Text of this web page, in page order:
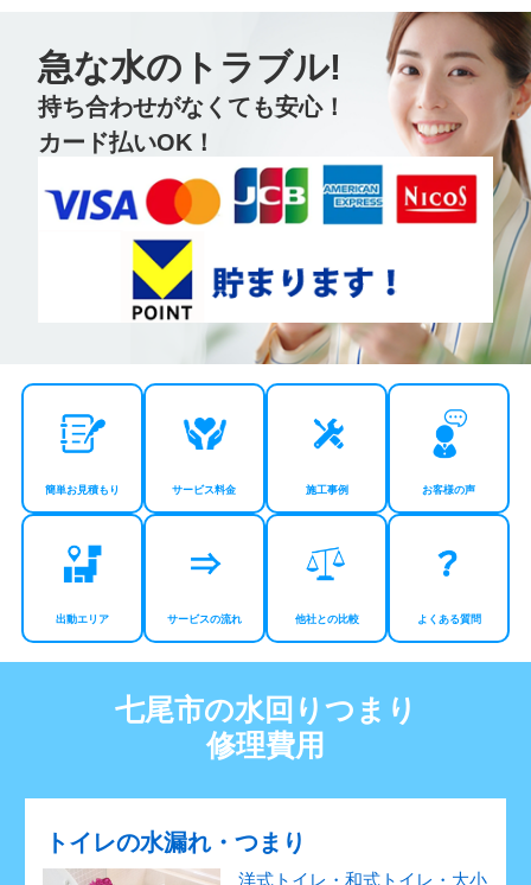
急な水のトラブル!
持ち合わせがなくても安心！
カード払いOK！
簡単お見積もり サービス料金 施工事例 お客様の声
出動エリア サービスの流れ 他社との比較 よくある質問
七尾市の水回りつまり
修理費用
トイレの水漏れ・つまり
洋式トイレ・和式トイレ・大小